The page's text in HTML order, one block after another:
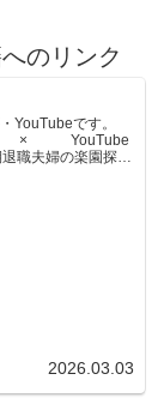
のリンク
YouTubeです。
職夫婦の楽園探求
2026.03.03